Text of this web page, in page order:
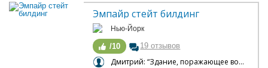
Эмпайр стейт билдинг
Нью-Йорк
/10 19 отзывов
Дмитрий: “Здание, поражающее воображение и открывающее новые горизонты”